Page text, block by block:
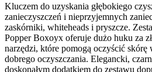
Kluczem do uzyskania głębokiego
zanieczyszczeń i nieprzyjemnych
zaskórniki, whiteheads i pryszcze.
Popper Boxoyx oferuje dużo huku za
narzędzi, które pomogą oczyścić
dobrego oczyszczania. Elegancki,
doskonałym dodatkiem do zestawu